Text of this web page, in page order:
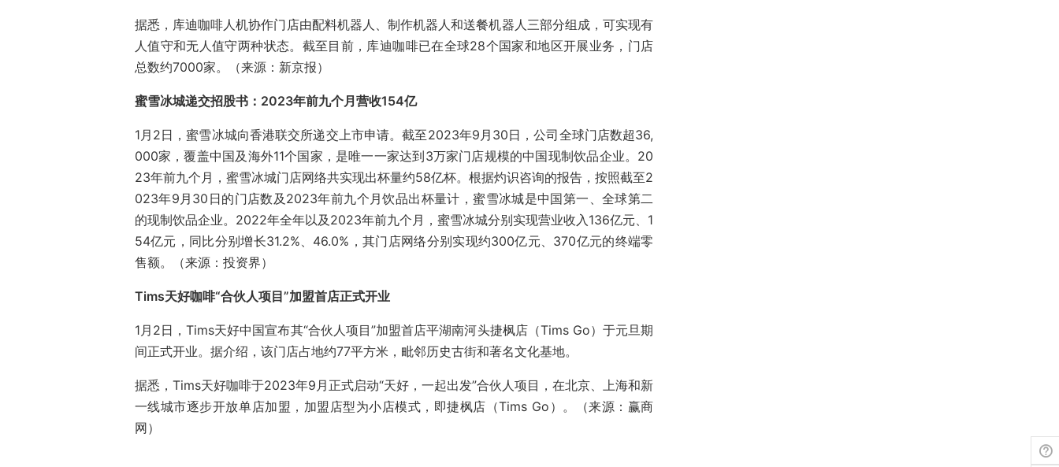
据悉，库迪咖啡人机协作门店由配料机器人、制作机器人和送餐机器人三部分组成，可实现有
人值守和无人值守两种状态。截至目前，库迪咖啡已在全球28个国家和地区开展业务，门店
总数约7000家。（来源：新京报）
蜜雪冰城递交招股书：2023年前九个月营收154亿
1月2日，蜜雪冰城向香港联交所递交上市申请。截至2023年9月30日，公司全球门店数超36,
000家，覆盖中国及海外11个国家，是唯一一家达到3万家门店规模的中国现制饮品企业。20
23年前九个月，蜜雪冰城门店网络共实现出杯量约58亿杯。根据灼识咨询的报告，按照截至2
023年9月30日的门店数及2023年前九个月饮品出杯量计，蜜雪冰城是中国第一、全球第二
的现制饮品企业。2022年全年以及2023年前九个月，蜜雪冰城分别实现营业收入136亿元、1
54亿元，同比分别增长31.2%、46.0%，其门店网络分别实现约300亿元、370亿元的终端零
售额。（来源：投资界）
Tims天好咖啡“合伙人项目”加盟首店正式开业
1月2日，Tims天好中国宣布其“合伙人项目”加盟首店平湖南河头捷枫店（Tims Go）于元旦期
间正式开业。据介绍，该门店占地约77平方米，毗邻历史古街和著名文化基地。
据悉，Tims天好咖啡于2023年9月正式启动“天好，一起出发”合伙人项目，在北京、上海和新
一线城市逐步开放单店加盟，加盟店型为小店模式，即捷枫店（Tims Go）。（来源：赢商
网）